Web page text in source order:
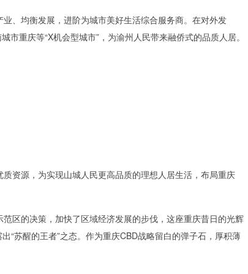
、均衡发展，进阶为城市美好生活综合服务商。在对外发
市重庆等“X机会型城市”，为渝州人民带来融侨式的品质人居。
资源，为实现山城人民更高品质的理想人居生活，布局重庆
区的决策，加快了区域经济发展的步伐，这座重庆昔日的光辉
“苏醒的王者”之态。作为重庆CBD战略留白的弹子石，厚积薄